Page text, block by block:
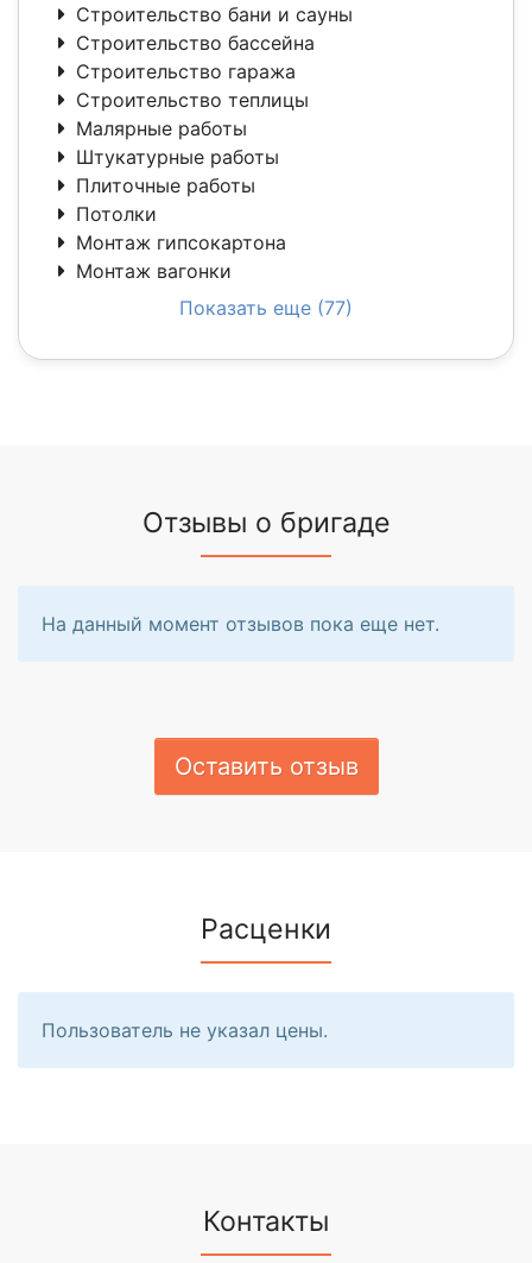
Строительство бани и сауны
Строительство бассейна
Строительство гаража
Строительство теплицы
Малярные работы
Штукатурные работы
Плиточные работы
Потолки
Монтаж гипсокартона
Монтаж вагонки
Показать еще (77)
Отзывы о бригаде
На данный момент отзывов пока еще нет.
Оставить отзыв
Расценки
Пользователь не указал цены.
Контакты